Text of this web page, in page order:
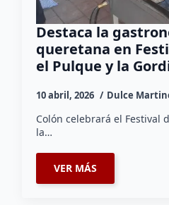
Destaca la
queretana en
el Pulque y la
10 abril, 2026 Dulce
Colón celebrará el Festival
la…
VER MÁS